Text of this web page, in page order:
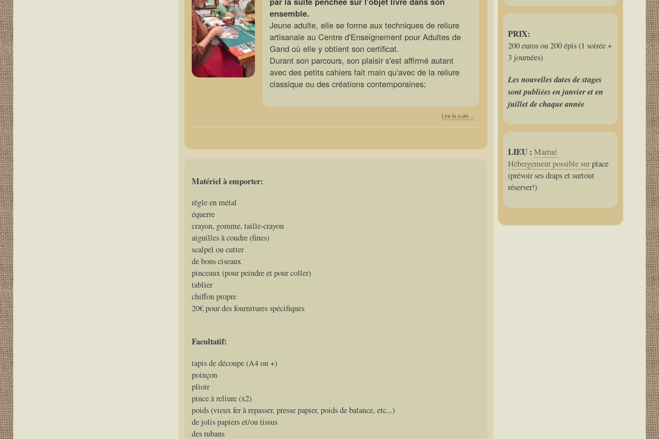
ensemble.
Jeune adulte, elle se forme aux techniques de reliure
artisanale au Centre d'Enseignement pour Adultes de
Gand où elle y obtient son certificat.
Durant son parcours, son plaisir s'est affirmé autant
avec des petits cahiers fait main qu'avec de la reliure
classique ou des créations contemporaines;
Lire la suite ...
Matériel à emporter:
règle en métal
équerre
crayon, gomme, taille-crayon
aiguilles à coudre (fines)
scalpel ou cutter
de bons ciseaux
pinceaux (pour peindre et pour coller)
tablier
chiffon propre
20€ pour des fournitures spécifiques
Facultatif:
tapis de découpe (A4 ou +)
poinçon
plioir
pince à reliure (x2)
poids (vieux fer à repasser, presse papier, poids de balance, etc...)
de jolis papiers et/ou tissus
des rubans
PRIX:
200 euros ou 200 épis (1 soirée +
3 journées)
Les nouvelles dates de stages
sont publiées en janvier et en
juillet de chaque année
LIEU : Martué
Hébergement possible surplace
(prévoir ses draps et surtout
réserver!)